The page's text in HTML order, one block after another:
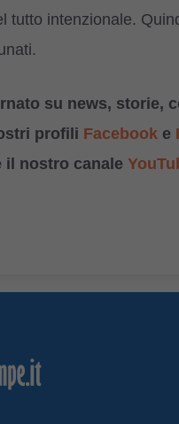
tutto intenzionale.
su news, storie,
profili Facebook e
nostro canale